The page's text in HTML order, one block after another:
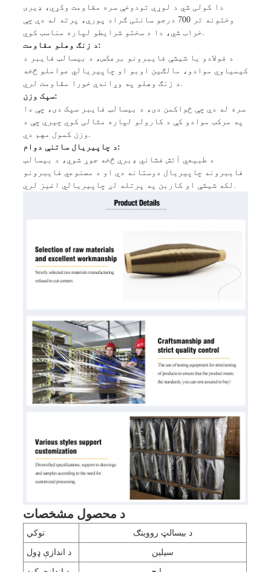
دا کولی شي د لوړې تودوخې سره مقاومت وکړي، ډیری
وختونه تر 700 درجو سانتی ګراد پورې، پرته له دې چې
خراب شي، دا د سختو شرایطو لپاره مناسب کوي.
د زنګ وهلو مقاومت:
د فولادو یا شیشې فایبرونو برعکس، د بیسالټ فایبر د
کیمیاوي موادو، مالګین اوبو او چاپیریالي عواملو څخه
د زنګ وهلو په وړاندې خورا مقاومت لري.
سپک وزن:
سره له دې چې ځواکمن دی، د بیسالټ فایبر سپک دی، چې دا
په مرکب موادو کې د کارولو لپاره مثالی کوي چیرې چې د
وزن کمول مهم دي.
د چاپیریال ساتنې دوام:
د طبیعي آتش فشاني ډبرې څخه جوړ شوي، د بیسالټ
فایبرونه چاپیریال دوستانه دي او د مصنوعي فایبرونو
لکه شیشې او کاربن په پرتله لږ چاپیریالي اغیز لري.
د محصول مشخصات
توکي د بیسالټ رووینګ
د اندازې ډول سیلین